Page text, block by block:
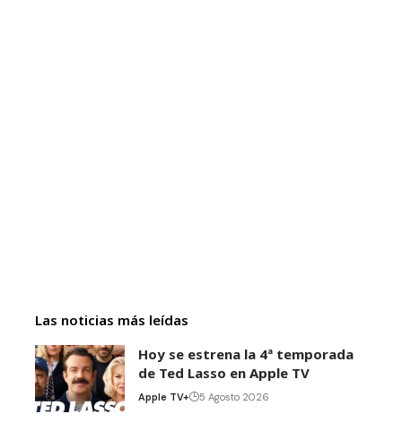
Las noticias más leídas
Hoy se estrena la 4ª temporada
de Ted Lasso en Apple TV
Apple TV+ 5 Agosto 2026